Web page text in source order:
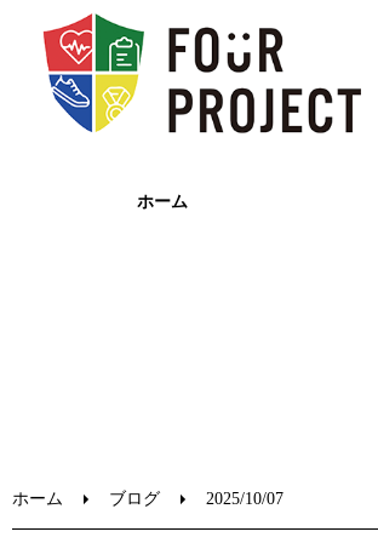
ホーム
ホーム ブログ 2025/10/07